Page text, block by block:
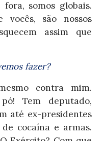
somos globais.
vocês, são nossos
assim que
fazer?
contra mim.
Tem deputado,
até ex-presidentes
cocaína e armas.